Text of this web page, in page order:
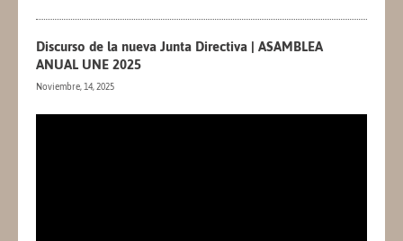
Discurso de la nueva Junta Directiva | ASAMBLEA
ANUAL UNE 2025
Noviembre, 14, 2025